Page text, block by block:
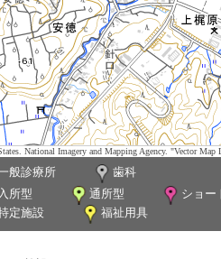
National Imagery and Mapping Agency. "Vector
般診療所 歯科
入所型
通所型 ショー
定施設
福祉用具